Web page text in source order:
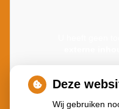
Cookie-
Deze
Wij gebruiken